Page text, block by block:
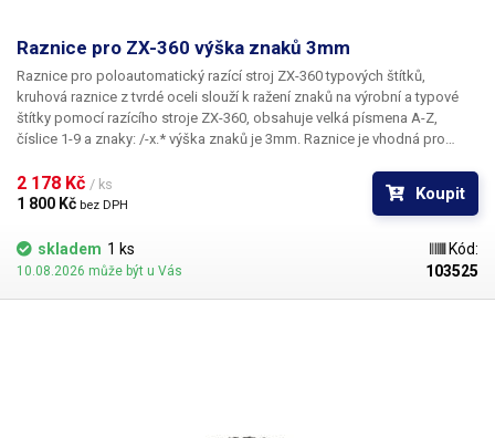
Raznice pro ZX-360 výška znaků 3mm
Raznice pro poloautomatický razící stroj ZX-360 typových štítků,
kruhová raznice z tvrdé oceli slouží k ražení znaků na výrobní a typové
štítky pomocí razícího stroje ZX-360, obsahuje velká písmena A-Z,
číslice 1-9 a znaky: /-x.* výška znaků je 3mm. Raznice je vhodná pro
2 178 Kč / ks
1 800 Kč bez DPH
Koupit
skladem 1 ks
10.08.2026 může být u Vás
Kód:
103525